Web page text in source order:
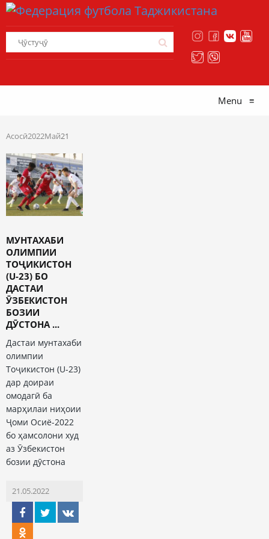
Menu ≡
Асосӣ2022Май21
МУНТАХАБИ
ОЛИМПИИ
ТОҶИКИСТОН
(U-23) БО
ДАСТАИ
ӮЗБЕКИСТОН
БОЗИИ
ДӮСТОНА ...
Дастаи мунтахаби
олимпии
Тоҷикистон (U-23)
дар доираи
омодагӣ ба
марҳилаи ниҳоии
Ҷоми Осиё-2022
бо ҳамсолони худ
аз Ӯзбекистон
бозии дӯстона
21.05.2022